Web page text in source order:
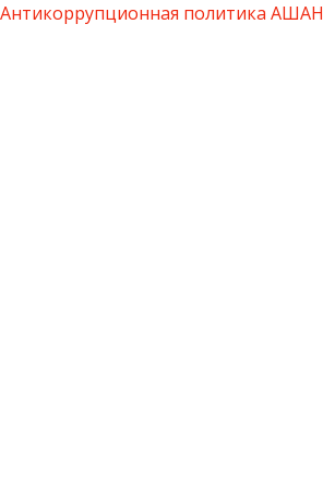
Антикоррупционная политика АШАН